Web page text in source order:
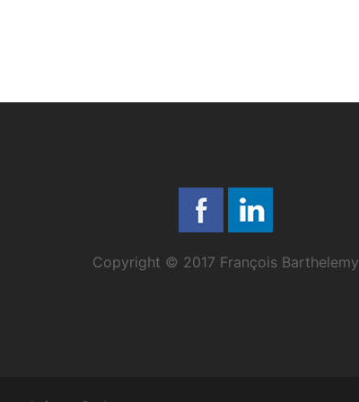
Copyright © 2017 François Barthelemy